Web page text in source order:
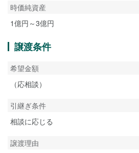
時価純資産
1億円～3億円
譲渡条件
希望金額
（応相談）
引継ぎ条件
相談に応じる
譲渡理由